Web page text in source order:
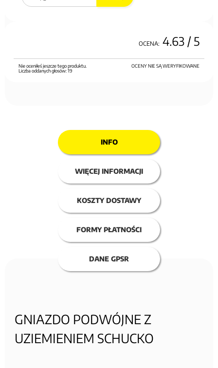
OCENA: 4.63 / 5
OCENY NIE SĄ WERYFIKOWANE
Nie oceniłeś jeszcze tego produktu.
Liczba oddanych głosów:19
INFO
WIĘCEJ INFORMACJI
KOSZTY DOSTAWY
FORMY PŁATNOŚCI
DANE GPSR
GNIAZDO PODWÓJNE Z
UZIEMIENIEM SCHUCKO